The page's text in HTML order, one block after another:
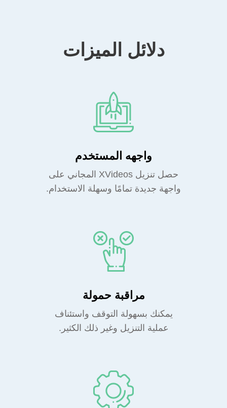
دلائل الميزات
واجهه المستخدم
حصل تنزيل XVideos المجاني على
واجهة جديدة تمامًا وسهلة الاستخدام.
مراقبة حمولة
يمكنك بسهولة التوقف واستئناف
عملية التنزيل وغير ذلك الكثير.